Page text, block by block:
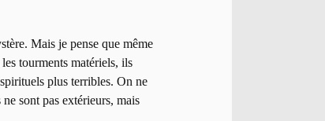
Mais je pense que même
tourments matériels, ils
plus terribles. On ne
sont pas extérieurs, mais